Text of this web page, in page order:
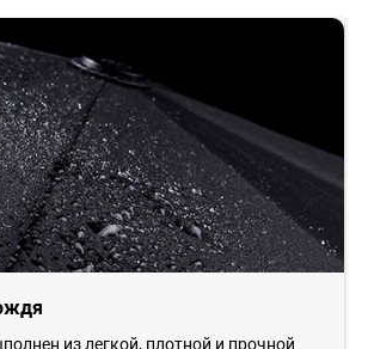
из легкой, плотной и прочной